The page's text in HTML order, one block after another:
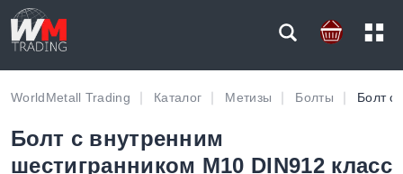
WorldMetall Trading Каталог Метизы Болты Болт с
Болт с внутренним
шестигранником M10 DIN912 класс